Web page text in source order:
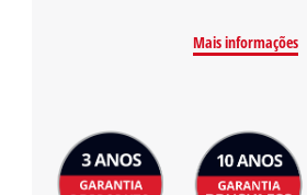
Mais informações